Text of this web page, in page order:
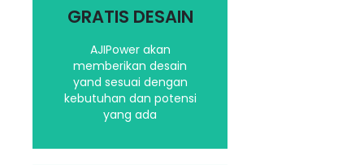
GRATIS DESAIN
AJIPower akan
memberikan desain
yand sesuai dengan
kebutuhan dan potensi
yang ada
dan canggih kami akan
berikan ilustrasi desain
yang terbaik
Hubungi kami